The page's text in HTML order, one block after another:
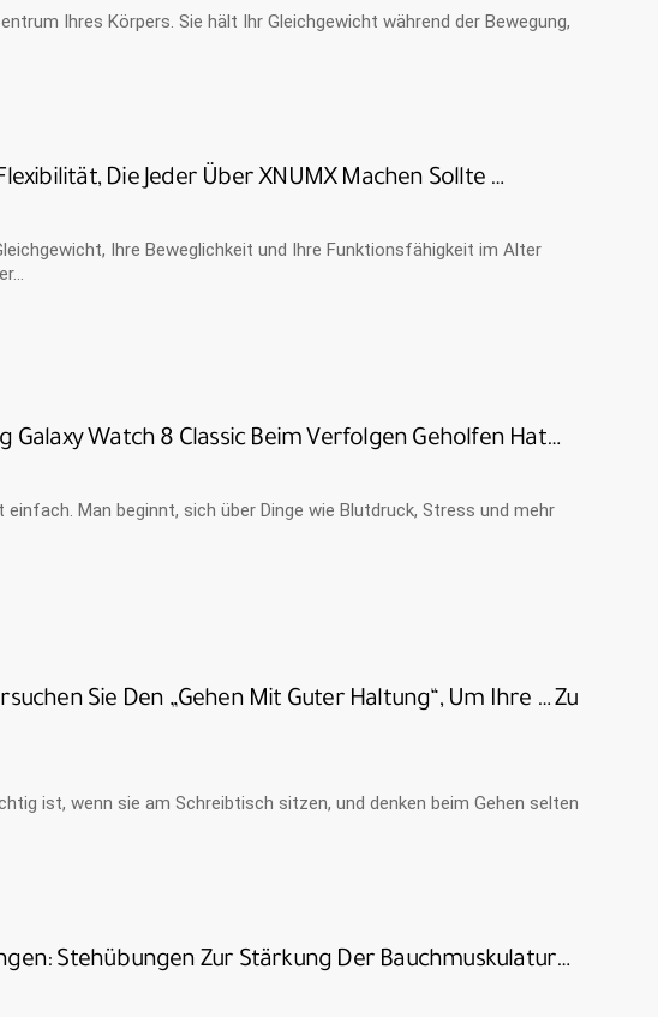
Ihres Körpers. Sie hält Ihr Gleichgewicht während der Bewegung,
Die Jeder Über XNUMX Machen Sollte …
Ihre Beweglichkeit und Ihre Funktionsfähigkeit im Alter
Galaxy Watch 8 Classic Beim Verfolgen Geholfen Hat…
Man beginnt, sich über Dinge wie Blutdruck, Stress und mehr
Sie Den „Gehen Mit Guter Haltung“, Um Ihre … Zu
ist, wenn sie am Schreibtisch sitzen, und denken beim Gehen selten
Stehübungen Zur Stärkung Der Bauchmuskulatur…